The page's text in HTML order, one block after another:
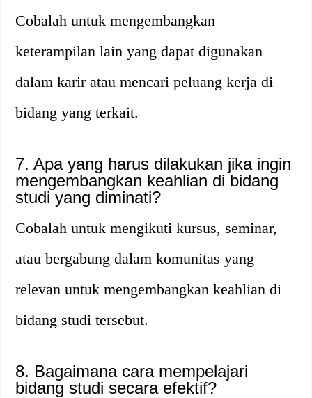
Cobalah untuk mengembangkan
keterampilan lain yang dapat digunakan
dalam karir atau mencari peluang kerja di
bidang yang terkait.
7. Apa yang harus dilakukan jika ingin
mengembangkan keahlian di bidang
studi yang diminati?
Cobalah untuk mengikuti kursus, seminar,
atau bergabung dalam komunitas yang
relevan untuk mengembangkan keahlian di
bidang studi tersebut.
8. Bagaimana cara mempelajari
bidang studi secara efektif?